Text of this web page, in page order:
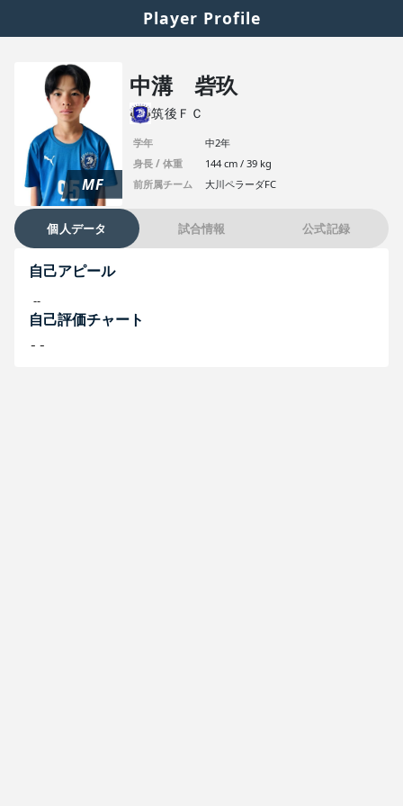
Player Profile
MF
中溝 砦玖
筑後ＦＣ
学年
中2年
身長 / 体重
144 cm / 39 kg
前所属チーム
大川ペラーダFC
個人データ 試合情報 公式記録
自己アピール
--
自己評価チャート
--